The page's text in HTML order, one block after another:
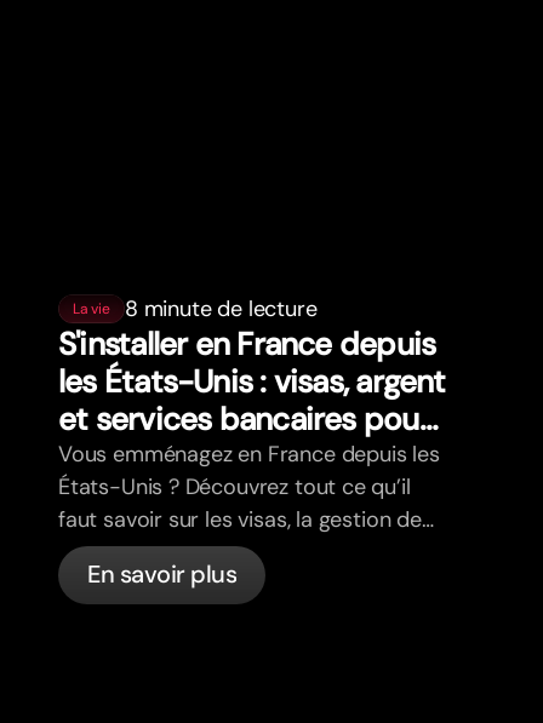
La vie 8 minute de lecture
S'installer en France depuis
les États-Unis : visas, argent
et services bancaires pour
les expatriés
Vous emménagez en France depuis les
États-Unis ? Découvrez tout ce qu’il
faut savoir sur les visas, la gestion de
votre budget, la santé, la fiscalité, le
code de la route et les services
En savoir plus